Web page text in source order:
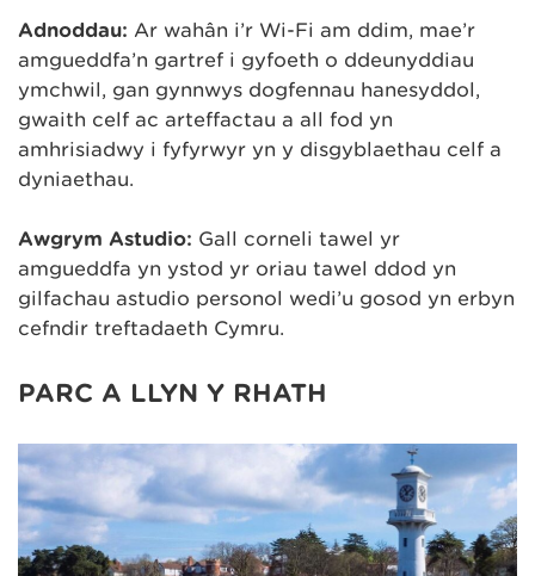
Adnoddau: Ar wahân i’r Wi-Fi am ddim, mae’r
amgueddfa’n gartref i gyfoeth o ddeunyddiau
ymchwil, gan gynnwys dogfennau hanesyddol,
gwaith celf ac arteffactau a all fod yn
amhrisiadwy i fyfyrwyr yn y disgyblaethau celf a
dyniaethau.
Awgrym Astudio: Gall corneli tawel yr
amgueddfa yn ystod yr oriau tawel ddod yn
gilfachau astudio personol wedi’u gosod yn erbyn
cefndir treftadaeth Cymru.
PARC A LLYN Y RHATH